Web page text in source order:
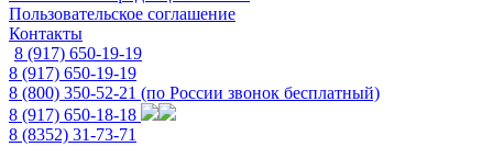
Пользовательское соглашение
Контакты
8 (917) 650-19-19
8 (917) 650-19-19
8 (800) 350-52-21 (по России звонок бесплатный)
8 (917) 650-18-18
8 (8352) 31-73-71